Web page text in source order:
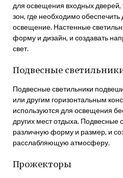
для освещения входных дверей,
зон, где необходимо
освещение. Настенные
форму и дизайн, и создавать
свет.
Подвесные
Подвесные светильники
или другим горизонтальным
используются для освещения
других мест отдыха. Подвесные
различную форму и размер, и
расслабляющую атмосферу.
Прожекторы